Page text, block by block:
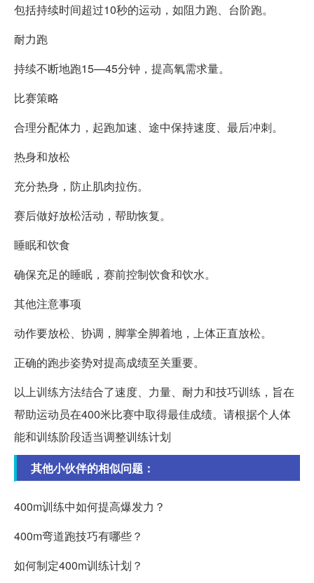
包括持续时间超过10秒的运动，如阻力跑、台阶跑。
耐力跑
持续不断地跑15—45分钟，提高氧需求量。
比赛策略
合理分配体力，起跑加速、途中保持速度、最后冲刺。
热身和放松
充分热身，防止肌肉拉伤。
赛后做好放松活动，帮助恢复。
睡眠和饮食
确保充足的睡眠，赛前控制饮食和饮水。
其他注意事项
动作要放松、协调，脚掌全脚着地，上体正直放松。
正确的跑步姿势对提高成绩至关重要。
以上训练方法结合了速度、力量、耐力和技巧训练，旨在
帮助运动员在400米比赛中取得最佳成绩。请根据个人体
能和训练阶段适当调整训练计划
其他小伙伴的相似问题：
400m训练中如何提高爆发力？
400m弯道跑技巧有哪些？
如何制定400m训练计划？